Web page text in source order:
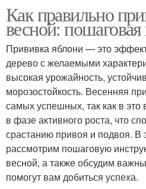
Как правильно
весной:
Прививка яблони — это
дерево с желаемыми
высокая урожайность,
морозостойкость. Весенняя
самых успешных, так как в
в фазе активного роста, что
срастанию привоя и подвоя. В
рассмотрим пошаговую
весной, а также обсудим
помогут вам добиться успеха.